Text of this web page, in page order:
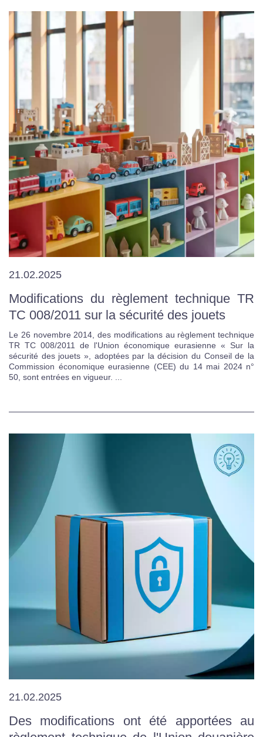
21.02.2025
Modifications du règlement technique TR
TC 008/2011 sur la sécurité des jouets
Le 26 novembre 2014, des modifications au règlement technique
TR TC 008/2011 de l'Union économique eurasienne « Sur la
sécurité des jouets », adoptées par la décision du Conseil de la
Commission économique eurasienne (CEE) du 14 mai 2024 n°
50, sont entrées en vigueur. ...
21.02.2025
Des modifications ont été apportées au